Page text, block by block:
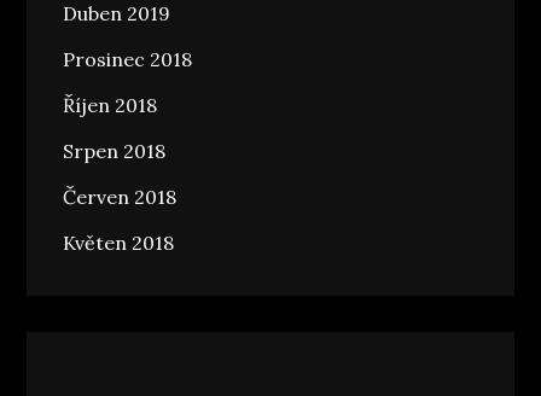
Duben 2019
Prosinec 2018
Říjen 2018
Srpen 2018
Červen 2018
Květen 2018